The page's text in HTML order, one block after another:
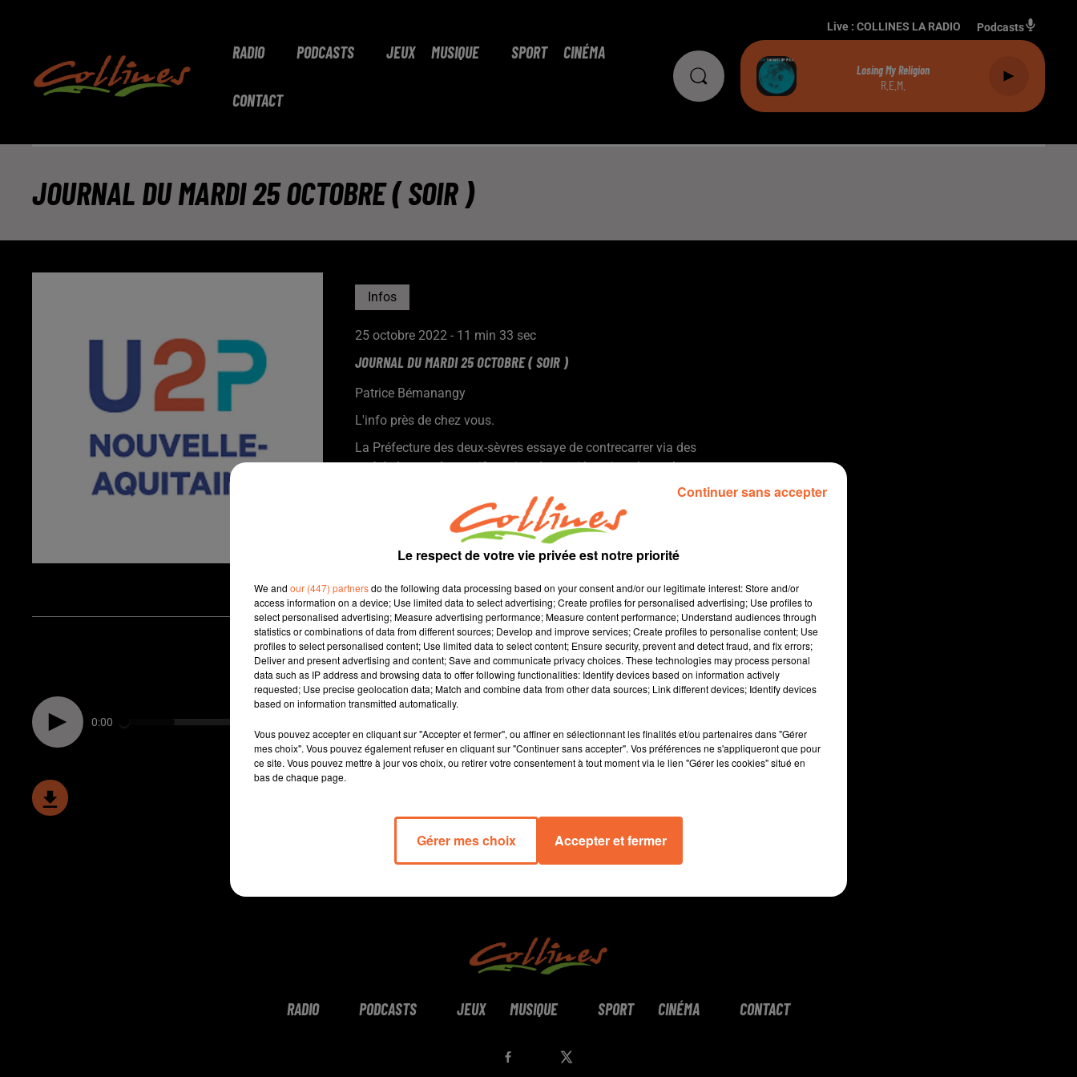
RADIO PODCASTS JEUX MUSIQUE SPORT CINÉMA
CONTACT
Live : COLLINES LA RADIO Podcasts
Losing My Religion
R.E.M.
JOURNAL DU MARDI 25 OCTOBRE ( SOIR )
Infos
25 octobre 2022 - 11 min 33 sec
JOURNAL DU MARDI 25 OCTOBRE ( SOIR )
Patrice Bémanangy
L'info près de chez vous.
La Préfecture des deux-sèvres essaye de contrecarrer via des
arrétés la grande manifestation des anti-bassines le week-en
Face à l’explosion des coûts de l’énergie que subisse aussi les
artisans, l'U2P l’Union des entreprises de proximité ( photo ) en
appelle au Gouvernement.
" Ecowatt " nouveau portail pour aider les particuliers à observer
des gestes éco-responsables en matière de consommation
électrique.
Le journaliste François-Xavier Ménage qui vient de sortir son
premier roman sera l'invité de la Shaapt demain à Thouars.
Le 40e festival du Cinéma de Mauléon débute demain sans
l'emblématique Dudu disparu en Oct. 2021.
0:00
RADIO PODCASTS JEUX MUSIQUE SPORT CINÉMA CONTACT
Le respect de votre vie privée est notre priorité
We and our (447) partnersdo the following data processing based on your consent and/or our legitimate interest: Store and/or
access information on a device; Use limited data to select advertising; Create profiles for personalised advertising; Use profiles to
select personalised advertising; Measure advertising performance; Measure content performance; Understand audiences through
statistics or combinations of data from different sources; Develop and improve services; Create profiles to personalise content; Use
profiles to select personalised content; Use limited data to select content; Ensure security, prevent and detect fraud, and fix errors;
Deliver and present advertising and content; Save and communicate privacy choices. These technologies may process personal
data such as IP address and browsing data to offer following functionalities: Identify devices based on information actively
requested; Use precise geolocation data; Match and combine data from other data sources; Link different devices; Identify devices
based on information transmitted automatically.
Vous pouvez accepter en cliquant sur "Accepter et fermer", ou affiner en sélectionnant les finalités et/ou partenaires dans "Gérer
mes choix". Vous pouvez également refuser en cliquant sur "Continuer sans accepter". Vos préférences ne s'appliqueront que pour
ce site. Vous pouvez mettre à jour vos choix, ou retirer votre consentement à tout moment via le lien "Gérer les cookies" situé en
bas de chaque page.
Gérer mes choix Accepter et fermer
Continuer sans accepter